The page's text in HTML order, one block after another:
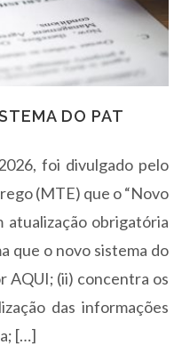
DO PAT
foi divulgado pelo
(MTE) que o “Novo
atualização obrigatória
que o novo sistema do
AQUI; (ii) concentra os
das informações
[…]